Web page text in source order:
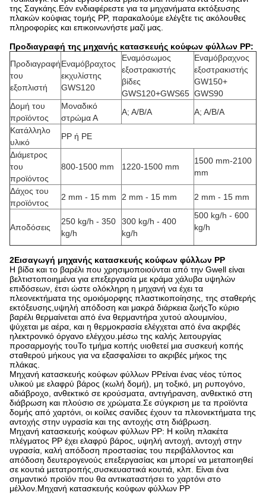
της Σαγκάης.Εάν ενδιαφέρεστε για τα μηχανήματα εκτόξευσης
πλακών κούφιας τομής PP, παρακαλούμε ελέγξτε τις ακόλουθες
πληροφορίες και επικοινωνήστε μαζί μας.
Προδιαγραφή της μηχανής κατασκευής κούφων φύλλων PP:
Προδιαγραφή
του
εξοπλιστή
Εναμόβραχτος
εκχυλίστης
GWS120
Εναμόσωμος
εξοστρακιστής
βίδες
GWS120+GWS65
Εναμόβραχνος
εξοστρακιστής
GW150+
GWS90
Δομή του
προϊόντος
Μοναδικό
στρώμα Α
Α; Α/Β/Α
Α; Α/Β/Α
Κατάλληλο
υλικό
PP ή PE
Διάμετρος
του
προϊόντος
800-1500 mm 1220-1500 mm
1500 mm-2100
mm
Δάχος του
προϊόντος
2 mm - 15 mm 2 mm - 15 mm 2 mm - 15 mm
Αποδόσεις
250 kg/h - 350
kg/h
300 kg/h - 400
kg/h
500 kg/h - 600
kg/h
2Εισαγωγή μηχανής κατασκευής κούφων φύλλων PP
Η βίδα και το βαρέλι που χρησιμοποιούνται από την Gwell είναι
βελτιστοποιημένα για επεξεργασία με κράμα χάλυβα υψηλών
επιδόσεων, έτσι ώστε ολόκληρη η μηχανή να έχει τα
πλεονεκτήματα της ομοιόμορφης πλαστικοποίησης, της σταθερής
εκτόξευσης,υψηλή απόδοση και μακρά διάρκεια ζωήςΤο κύριο
βαρέλι θερμαίνεται από ένα θερμαντήρα χυτού αλουμινίου,
ψύχεται με αέρα, και η θερμοκρασία ελέγχεται από ένα ακριβές
ηλεκτρονικό όργανο ελέγχου.μέσω της καλής λειτουργίας
προσαρμογής τουΤο τμήμα κοπής υιοθετεί μια συσκευή κοπής
σταθερού μήκους για να εξασφαλίσει το ακριβές μήκος της
πλάκας.
Μηχανή κατασκευής κούφων φύλλων PPείναι ένας νέος τύπος
υλικού με ελαφρύ βάρος (κωλή δομή), μη τοξικό, μη ρυπογόνο,
αδιάβροχο, ανθεκτικό σε κρούσματα, αντιγήρανση, ανθεκτικό στη
διάβρωση και πλούσιο σε χρώματα.Σε σύγκριση με τα προϊόντα
δομής από χαρτόνι, οι κοίλες σανίδες έχουν τα πλεονεκτήματα της
αντοχής στην υγρασία και της αντοχής στη διάβρωση.
Μηχανή κατασκευής κούφων φύλλων PP: Η κοίλη πλακέτα
πλέγματος PP έχει ελαφρύ βάρος, υψηλή αντοχή, αντοχή στην
υγρασία, καλή απόδοση προστασίας του περιβάλλοντος και
απόδοση δευτερογενούς επεξεργασίας και μπορεί να μεταποιηθεί
σε κουτιά μετατροπής,συσκευαστικά κουτιά, κλπ. Είναι ένα
σημαντικό προϊόν που θα αντικαταστήσει το χαρτόνι στο
μέλλον. Μηχανή κατασκευής κούφων φύλλων PP